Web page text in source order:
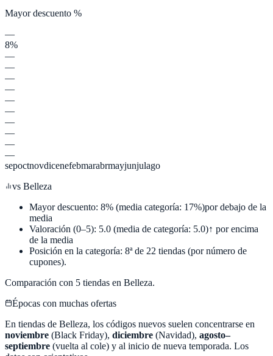
Mayor descuento %
—
8%
—
—
—
—
—
—
—
—
—
—
sepoctnovdicenefebmarabrmayjunjulago
vs Belleza
Mayor descuento: 8% (media categoría: 17%)por debajo de la
media
Valoración (0–5): 5.0 (media de categoría: 5.0)↑ por encima
de la media
Posición en la categoría: 8ª de 22 tiendas (por número de
cupones).
Comparación con 5 tiendas en Belleza.
Épocas con muchas ofertas
En tiendas de Belleza, los códigos nuevos suelen concentrarse en
noviembre (Black Friday), diciembre (Navidad), agosto–
septiembre (vuelta al cole) y al inicio de nueva temporada. Los